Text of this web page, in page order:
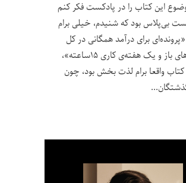
این کتاب را در پادکست فکر کنم
بی‌پلاس بود که شنیدم، خیلی برام
برای درآمد همگانی در کل
جهان، مرزهای باز و یک هفته‌ی کاری ۱۵ساعته»،
واقعا برام لذت بخش بود، چون